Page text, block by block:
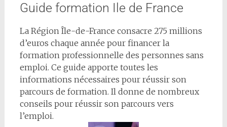
Guide formation Ile de France
La Région Île-de-France consacre 275 millions
d’euros chaque année pour financer la
formation professionnelle des personnes sans
emploi. Ce guide apporte toutes les
informations nécessaires pour réussir son
parcours de formation. Il donne de nombreux
conseils pour réussir son parcours vers
l’emploi.